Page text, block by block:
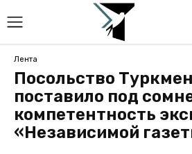
Лента
Посольство
поставило под
компетентность
«Независимой